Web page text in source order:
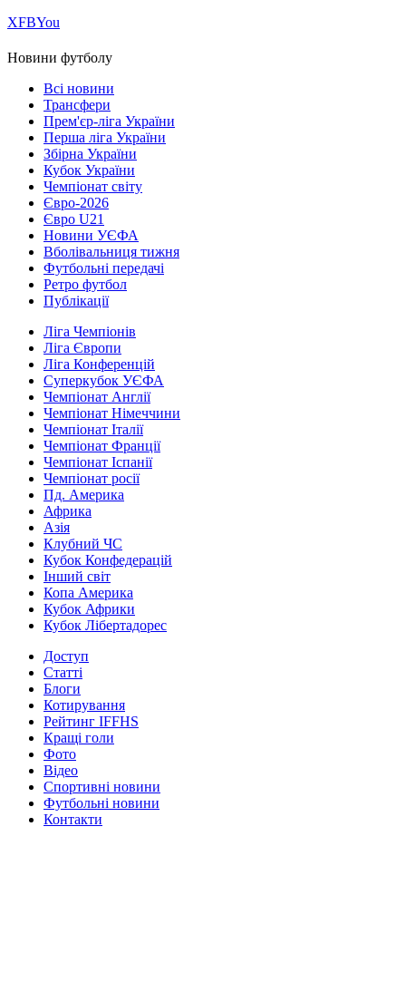
ХFBYou
Новини футболу
Всі новини
Трансфери
Прем'єр-ліга України
Перша ліга України
Збірна України
Кубок України
Чемпіонат світу
Євро-2026
Євро U21
Новини УЄФА
Вболівальниця тижня
Футбольні передачі
Ретро футбол
Публікації
Ліга Чемпіонів
Ліга Європи
Ліга Конференцій
Суперкубок УЄФА
Чемпіонат Англії
Чемпіонат Німеччини
Чемпіонат Італії
Чемпіонат Франції
Чемпіонат Іспанії
Чемпіонат росії
Пд. Америка
Африка
Азія
Клубний ЧС
Кубок Конфедерацій
Інший світ
Копа Америка
Кубок Африки
Кубок Лібертадорес
Доступ
Статті
Блоги
Котирування
Рейтинг IFFHS
Кращі голи
Фото
Відео
Спортивні новини
Футбольні новини
Контакти